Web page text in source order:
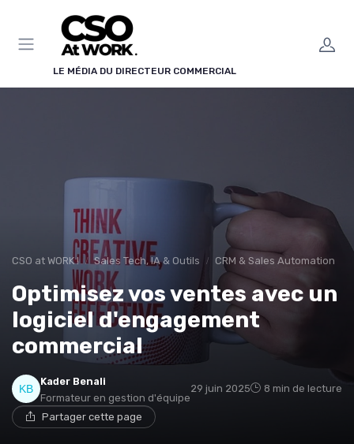
LE MÉDIA DU DIRECTEUR COMMERCIAL
CSO at WORK ! Sales Tech, IA & Outils CRM & Sales Automation
Optimisez vos ventes avec un
logiciel d'engagement
commercial
Kader Benali
Formateur en gestion d'équipe
29 juin 2025 8 min de lecture
Partager cette page